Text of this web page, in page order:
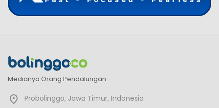
Medianya Orang Pendalungan
Probolinggo, Jawa Timur, Indonesia